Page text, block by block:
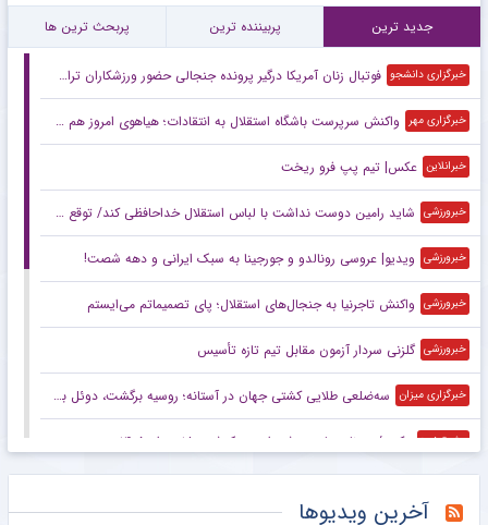
جدید ترین پربیننده ترین پربحث ترین ها
خبرگزاری دانشجو فوتبال زنان آمریکا درگیر پرونده جنجالی حضور ورزشکاران تراجنسیتی
خبرگزاری مهر واکنش سرپرست باشگاه استقلال به انتقادات؛ هیاهوی امروز هم می‌گذرد!
خبرانلاین عکس| تیم پپ فرو ریخت
خبرورزشی شاید رامین دوست نداشت با لباس استقلال خداحافظی کند/ توقع چندانی از این استقلال نداریم/ این پنجره بسته حاصل شوک‌های مدیریتی است
خبرورزشی ویدیو| عروسی رونالدو و جورجینا به سبک ایرانی و دهه شصت!
خبرورزشی واکنش تاجرنیا به جنجال‌های استقلال؛ پای تصمیماتم می‌ایستم
خبرورزشی گلزنی سردار آزمون مقابل تیم تازه تأسیس
خبرگزاری میزان سه‌ضلعی طلایی کشتی جهان در آستانه؛ روسیه برگشت، دوئل بزرگ ایران و آمریکا
مشرق نیوز عکس/ روزنامه‌های ورزشی امروز یک‌شنبه ۱۸ مرداد ۱۴۰۵
آخرین ویدیوها